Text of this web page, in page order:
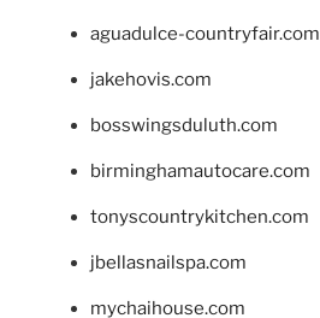
aguadulce-countryfair.com
jakehovis.com
bosswingsduluth.com
birminghamautocare.com
tonyscountrykitchen.com
jbellasnailspa.com
mychaihouse.com